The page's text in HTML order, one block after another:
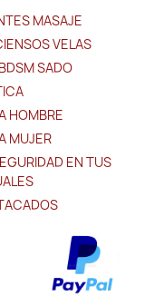
MASAJE
VELAS
SADO
HOMBRE
MUJER
EN TUS